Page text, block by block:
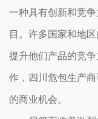
一种具有创新和竞
目。许多国家和地
提升他们产品的竞
作，四川危包生产
的商业机会。